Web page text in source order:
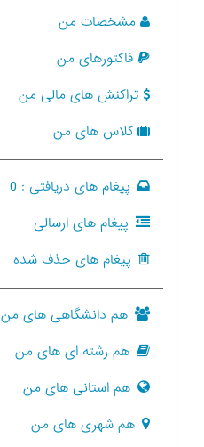
مشخصات من
فاکتورهای من
تراکنش های مالی من
کلاس های من
پیغام های دریافتی : 0
پیغام های ارسالی
پیغام های حذف شده
هم دانشگاهی های من
هم رشته ای های من
هم استانی های من
هم شهری های من